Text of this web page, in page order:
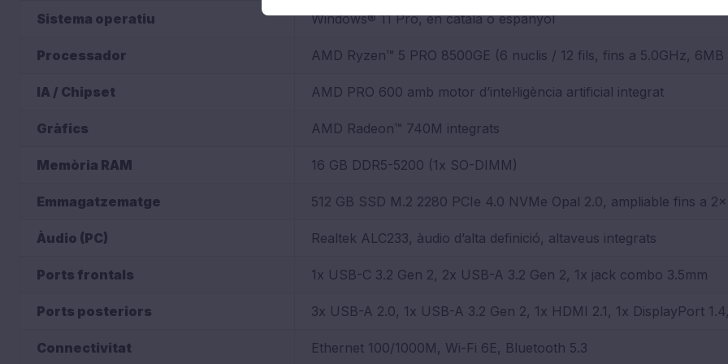
Sistema operatiu Windows® 11 Pro, en català o espanyol
Processador AMD Ryzen™ 5 PRO 8500GE (6 nuclis / 12 fils, fins a 5.0GHz, 6MB
IA / Chipset AMD PRO 600 amb motor d’intel·ligència artificial integrat
Gràfics AMD Radeon™ 740M integrats
Memòria RAM 16 GB DDR5-5200 (1x SO-DIMM)
Emmagatzematge 512 GB SSD M.2 2280 PCIe 4.0 NVMe Opal 2.0, ampliable fins a
Àudio (PC) Realtek ALC233, àudio d’alta definició, altaveus integrats
Ports frontals 1x USB-C 3.2 Gen 2, 2x USB-A 3.2 Gen 2, 1x jack combo 3.5mm
Ports posteriors 3x USB-A 2.0, 1x USB-A 3.2 Gen 2, 1x HDMI 2.1, 1x DisplayPort
Connectivitat Ethernet 100/1000M, Wi-Fi 6E, Bluetooth 5.3